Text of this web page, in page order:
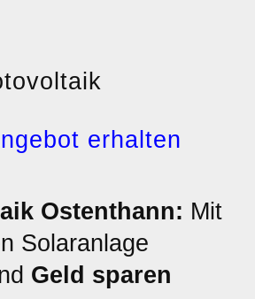
erhalten
Ostenthann: Mit
Solaranlage
Geld sparen